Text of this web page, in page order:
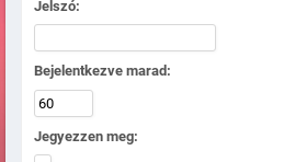
Jelszó:
Bejelentkezve marad:
Jegyezzen meg: